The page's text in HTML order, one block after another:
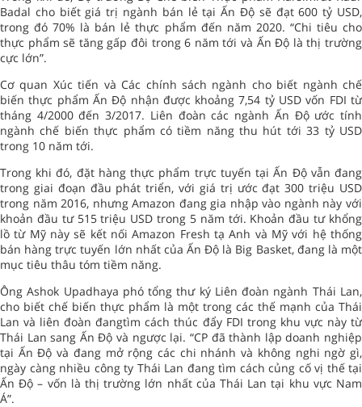
Badal cho biết giá trị ngành bán lẻ tại Ấn Độ sẽ đạt 600 tỷ USD,
trong đó 70% là bán lẻ thực phẩm đến năm 2020. “Chi tiêu cho
thực phẩm sẽ tăng gấp đôi trong 6 năm tới và Ấn Độ là thị trường
cực lớn”.
Cơ quan Xúc tiến và Các chính sách ngành cho biết ngành chế
biến thực phẩm Ấn Độ nhận được khoảng 7,54 tỷ USD vốn FDI từ
tháng 4/2000 đến 3/2017. Liên đoàn các ngành Ấn Độ ước tính
ngành chế biến thực phẩm có tiềm năng thu hút tới 33 tỷ USD
trong 10 năm tới.
Trong khi đó, đặt hàng thực phẩm trực tuyến tại Ấn Độ vẫn đang
trong giai đoạn đầu phát triển, với giá trị ước đạt 300 triệu USD
trong năm 2016, nhưng Amazon đang gia nhập vào ngành này với
khoản đầu tư 515 triệu USD trong 5 năm tới. Khoản đầu tư khổng
lồ từ Mỹ này sẽ kết nối Amazon Fresh tạ Anh và Mỹ với hệ thống
bán hàng trực tuyến lớn nhất của Ấn Độ là Big Basket, đang là một
mục tiêu thâu tóm tiềm năng.
Ông Ashok Upadhaya phó tổng thư ký Liên đoàn ngành Thái Lan,
cho biết chế biến thực phẩm là một trong các thế mạnh của Thái
Lan và liên đoàn đangtìm cách thúc đẩy FDI trong khu vực này từ
Thái Lan sang Ấn Độ và ngược lại. “CP đã thành lập doanh nghiệp
tại Ấn Độ và đang mở rộng các chi nhánh và không nghi ngờ gì,
ngày càng nhiều công ty Thái Lan đang tìm cách củng cố vị thế tại
Ấn Độ – vốn là thị trường lớn nhất của Thái Lan tại khu vực Nam
Á”.